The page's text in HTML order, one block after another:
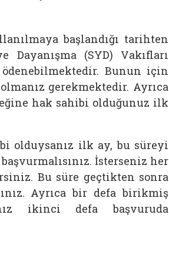
başlandığı tarihten
(SYD) Vakıfları
Bunun için
gerekmektedir. Ayrıca
hak sahibi olduğunuz ilk
olduysanız ilk ay, bu süreyi
İsterseniz her
Bu süre geçtikten sonra
Ayrıca bir defa birikmiş
ikinci defa başvuruda